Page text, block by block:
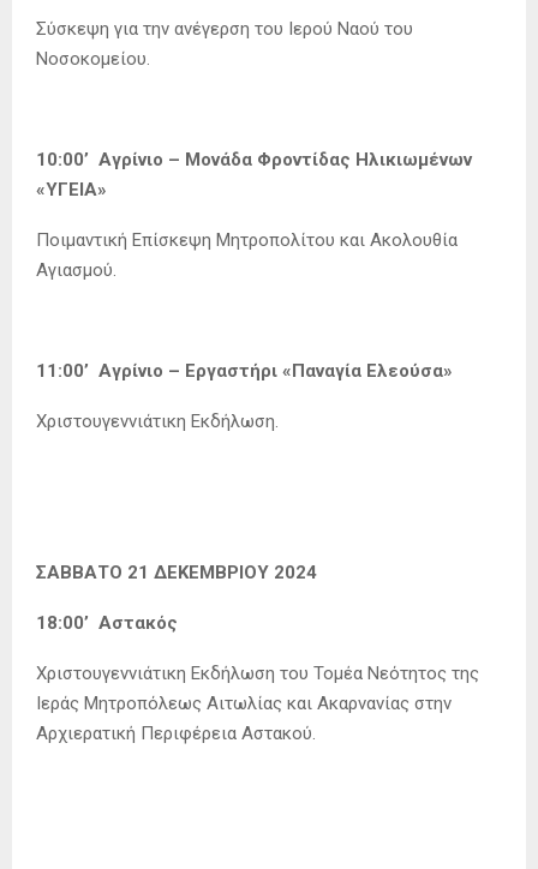
Σύσκεψη για την ανέγερση του Ιερού Ναού του
Νοσοκομείου.
10:00’ Αγρίνιο – Μονάδα Φροντίδας Ηλικιωμένων
«ΥΓΕΙΑ»
Ποιμαντική Επίσκεψη Μητροπολίτου και Ακολουθία
Αγιασμού.
11:00’ Αγρίνιο – Εργαστήρι «Παναγία Ελεούσα»
Χριστουγεννιάτικη Εκδήλωση.
ΣΑΒΒΑΤΟ 21 ΔΕΚΕΜΒΡΙΟΥ 2024
18:00’ Αστακός
Χριστουγεννιάτικη Εκδήλωση του Τομέα Νεότητος της
Ιεράς Μητροπόλεως Αιτωλίας και Ακαρνανίας στην
Αρχιερατική Περιφέρεια Αστακού.